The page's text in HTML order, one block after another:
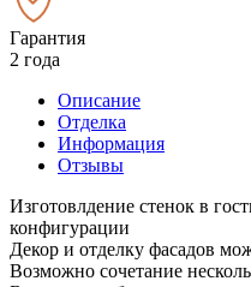
Гарантия
2 года
Описание
Отделка
Информация
Отзывы
Изготовлдение стенок в
конфигурации
Декор и отделку фасадов
Возможно сочетание